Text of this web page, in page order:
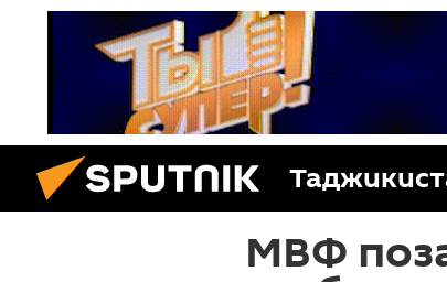
МВФ